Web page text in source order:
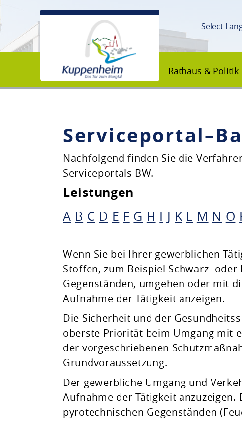
Select
Rathaus & Politik
Unsere Stadt
Rathaus & Politik
Natur & Umwelt
Freizeit & Leben
Nachfolgend finden Sie die
Serviceportals BW.
Leistungen
A B C D E F G H I J K L M N O
Wenn Sie bei Ihrer gewerblichen
Stoffen, zum Beispiel Schwarz-
Gegenständen, umgehen oder mit
Aufnahme der Tätigkeit anzeigen.
Die Sicherheit und der
oberste Priorität beim Umgang mit
der vorgeschriebenen
Grundvoraussetzung.
Der gewerbliche Umgang und
Aufnahme der Tätigkeit
pyrotechnischen Gegenständen